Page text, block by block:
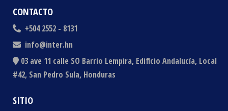
CONTACTO
+504 2552 - 8131
info@inter.hn
03 ave 11 calle SO Barrio Lempira, Edificio Andalucía, Local
#42, San Pedro Sula, Honduras
SITIO